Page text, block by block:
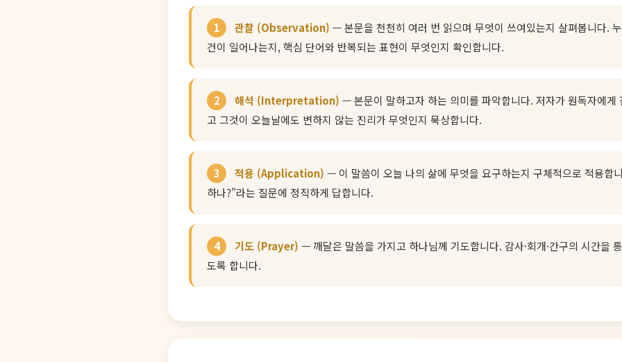
1 관찰 (Observation) — 본문을 천천히 여러 번 읽으며 무엇이 쓰여있는지 살펴봅니다.
건이 일어나는지, 핵심 단어와 반복되는 표현이 무엇인지 확인합니다.
2 해석 (Interpretation) — 본문이 말하고자 하는 의미를 파악합니다. 저자가 원독자에게
고 그것이 오늘날에도 변하지 않는 진리가 무엇인지 묵상합니다.
3 적용 (Application) — 이 말씀이 오늘 나의 삶에 무엇을 요구하는지 구체적으로 적용합
하나?"라는 질문에 정직하게 답합니다.
4 기도 (Prayer) — 깨달은 말씀을 가지고 하나님께 기도합니다. 감사·회개·간구의 시간을
도록 합니다.